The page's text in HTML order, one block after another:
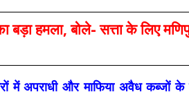
हमला, बोले- सत्ता के लिए
और माफिया अवैध कब्जों के